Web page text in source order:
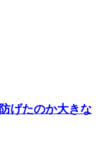
げたのか大きな